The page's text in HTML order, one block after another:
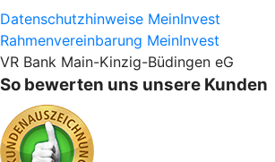
Datenschutzhinweise MeinInvest
Rahmenvereinbarung MeinInvest
VR Bank Main-Kinzig-Büdingen eG
So bewerten uns unsere Kunden